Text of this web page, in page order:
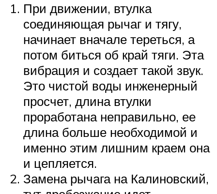
При движении, втулка
соединяющая рычаг и тягу,
начинает вначале тереться, а
потом биться об край тяги. Эта
вибрация и создает такой звук.
Это чистой воды инженерный
просчет, длина втулки
проработана неправильно, ее
длина больше необходимой и
именно этим лишним краем она
и цепляется.
Замена рычага на Калиновский,